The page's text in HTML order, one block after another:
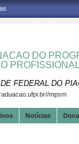
DO
FEDERAL DO
mpsm
Notícias